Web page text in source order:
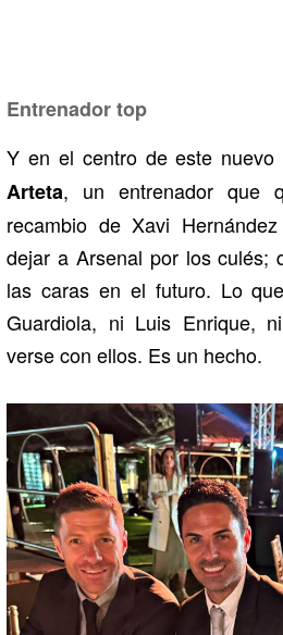
Entrenador top
Y en el centro de este nuevo
Arteta, un entrenador que
recambio de Xavi
dejar a Arsenal por los culés;
las caras en el futuro. Lo
Guardiola, ni Luis Enrique,
verse con ellos. Es un hecho.